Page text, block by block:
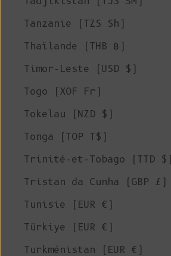
Tanzanie (TZS Sh)
Thaïlande (THB ฿)
Timor-Leste (USD $)
Togo (XOF Fr)
Tokelau (NZD $)
Tonga (TOP T$)
Trinité-et-Tobago (TTD $)
Tristan da Cunha (GBP £)
Tunisie (EUR €)
Türkiye (EUR €)
Turkménistan (EUR €)